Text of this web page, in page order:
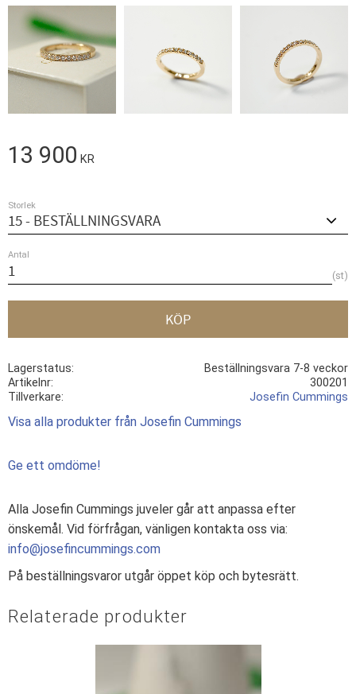
13 900 KR
Storlek
Antal
st
KÖP
Lagerstatus
Beställningsvara 7-8 veckor
Artikelnr
300201
Tillverkare
Josefin Cummings
Visa alla produkter från Josefin Cummings
Ge ett omdöme!
Alla Josefin Cummings juveler går att anpassa efter
önskemål. Vid förfrågan, vänligen kontakta oss via:
info@josefincummings.com
På beställningsvaror utgår öppet köp och bytesrätt.
Relaterade produkter